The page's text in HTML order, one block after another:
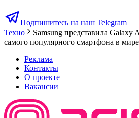
Подпишитесь на наш Telegram
Техно
Samsung представила
самого популярного смартфона в мире
Реклама
Контакты
О проекте
Вакансии